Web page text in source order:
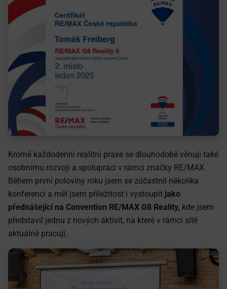
Kromě každodenní realitní praxe se dlouhodobě věnuji také
osobnímu rozvoji a spolupráci v rámci značky RE/MAX.
Během první poloviny roku jsem se zúčastnil několika
konferencí a měl jsem příležitost i vystoupit jako
přednášející na Convention RE/MAX G8 Reality, kde jsem
představil jednu z nových aktivit, na které v rámci sítě
aktuálně pracuji.